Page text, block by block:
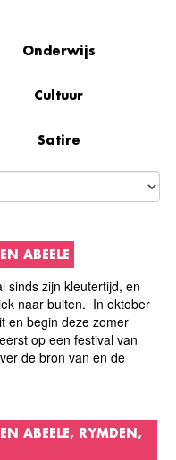
Onderwijs
Cultuur
Satire
ABEELE
sinds zijn kleutertijd, en
naar buiten. In oktober
en begin deze zomer
op een festival van
de bron van en de
ABEELE, RYMDEN,